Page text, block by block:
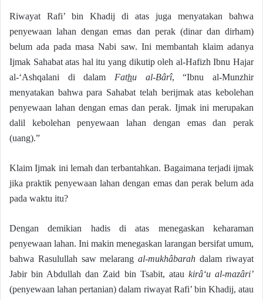
Riwayat Rafi’ bin Khadij di atas juga menyatakan bahwa
penyewaan lahan dengan emas dan perak (dinar dan dirham)
belum ada pada masa Nabi saw. Ini membantah klaim adanya
Ijmak Sahabat atas hal itu yang dikutip oleh al-Hafizh Ibnu Hajar
al-‘Ashqalani di dalam Fathu al-Bârî, “Ibnu al-Munzhir
menyatakan bahwa para Sahabat telah berijmak atas kebolehan
penyewaan lahan dengan emas dan perak. Ijmak ini merupakan
dalil kebolehan penyewaan lahan dengan emas dan perak
(uang).”
Klaim Ijmak ini lemah dan terbantahkan. Bagaimana terjadi ijmak
jika praktik penyewaan lahan dengan emas dan perak belum ada
pada waktu itu?
Dengan demikian hadis di atas menegaskan keharaman
penyewaan lahan. Ini makin menegaskan larangan bersifat umum,
bahwa Rasulullah saw melarangal-mukhâbarah dalam riwayat
Jabir bin Abdullah dan Zaid bin Tsabit, atau kirâ‘u al-mazâri’
(penyewaan lahan pertanian) dalam riwayat Rafi’ bin Khadij, atau